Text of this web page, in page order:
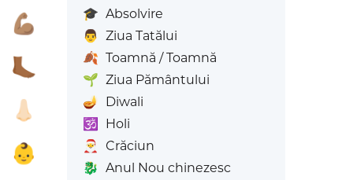
💪🏽
🦶🏾
👃🏻
👶
🎓 Absolvire
👨 Ziua Tatălui
🍂 Toamnă / Toamnă
🌱 Ziua Pământului
🪔
Diwali
🕉️
Holi
🎅
Crăciun
🐉 Anul Nou chinezesc